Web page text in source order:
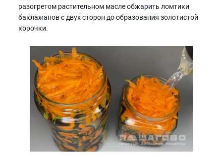
разогретом растительном масле обжарить ломтики
баклажанов с двух сторон до образования золотистой
корочки.